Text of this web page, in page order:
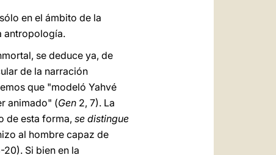
en el ámbito de la
antropología.
se deduce ya, de
de la narración
que "modeló Yahvé
animado" (Gen 2, 7). La
de esta forma, se distingue
al hombre capaz de
20). Si bien en la